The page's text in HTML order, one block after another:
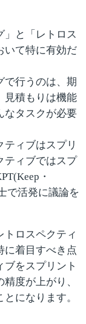
」と「 レトロス
いて特に有効だ
で行うのは、期
見積もりは機能
なタスクが必要
ィブはスプリ
ティブではスプ
・
で活発に議論を
トロスペクティ
に着目すべき点
をスプリント
度が上がり、
になります。